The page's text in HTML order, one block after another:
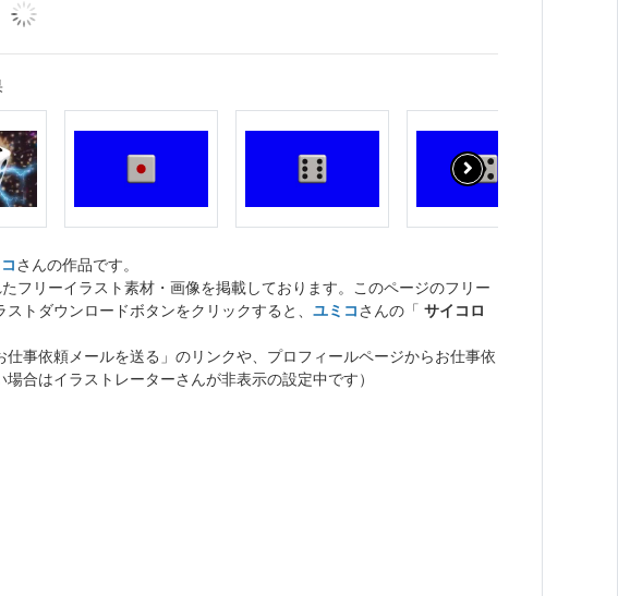
さんの作品です。
フリーイラスト素材・画像を掲載しております。このページのフリー
ストダウンロードボタンをクリックすると、 ユミコさんの「 サイコロ
仕事依頼メールを送る」のリンクや、プロフィールページからお仕事依
合はイラストレーターさんが非表示の設定中です）